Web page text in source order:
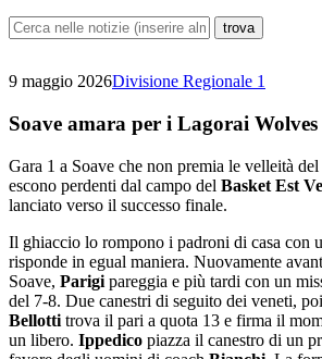
9 maggio 2026Divisione Regionale 1
Soave amara per i Lagorai Wolves
Gara 1 a Soave che non premia le velleità del
escono perdenti dal campo del Basket Est
lanciato verso il successo finale.
Il ghiaccio lo rompono i padroni di casa con
risponde in egual maniera. Nuovamente
Soave, Parigi pareggia e più tardi con un
del 7-8. Due canestri di seguito dei veneti,
Bellotti trova il pari a quota 13 e firma il
un libero. Ippedico piazza il canestro di un